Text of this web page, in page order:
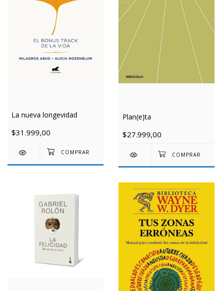
La nueva longevidad
$31.999,00
Plan(e)ta
$27.999,00